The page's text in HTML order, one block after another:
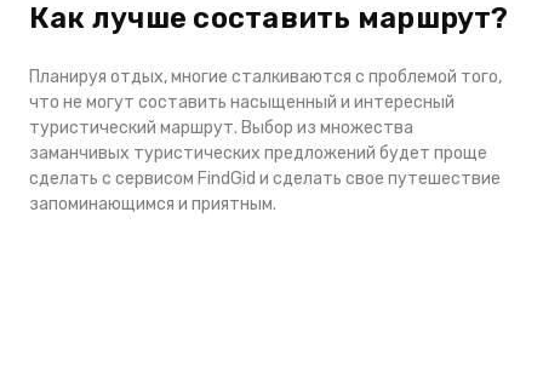
Как лучше составить маршрут?
Планируя отдых, многие сталкиваются с проблемой того,
что не могут составить насыщенный и интересный
туристический маршрут. Выбор из множества
заманчивых туристических предложений будет проще
сделать с сервисом FindGid и сделать свое путешествие
запоминающимся и приятным.